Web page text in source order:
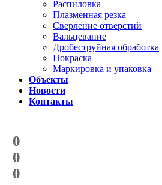
Распиловка
Плазменная резка
Сверление отверстий
Вальцевание
Дробеструйная обработка
Покраска
Маркировка и упаковка
Объекты
Новости
Контакты
0
0
0